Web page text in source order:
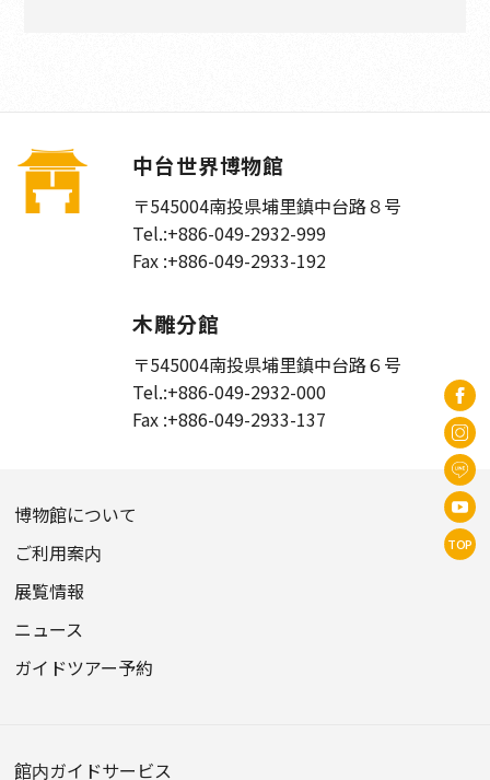
中台世界博物館
〒545004南投県埔里鎮中台路８号
Tel.:+886-049-2932-999
Fax :+886-049-2933-192
木雕分館
〒545004南投県埔里鎮中台路６号
Tel.:+886-049-2932-000
Fax :+886-049-2933-137
博物館について
ご利用案内
展覧情報
ニュース
ガイドツアー予約
館内ガイドサービス
TOP